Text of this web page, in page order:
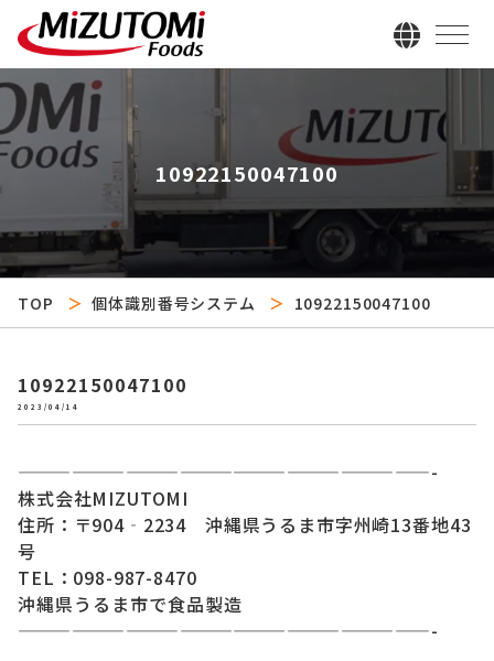
10922150047100
TOP 個体識別番号システム 10922150047100
10922150047100
2023/04/14
———————————————————————-
株式会社MIZUTOMI
住所：〒904‐2234 沖縄県うるま市字州崎13番地43
号
TEL：098-987-8470
沖縄県うるま市で食品製造
———————————————————————-